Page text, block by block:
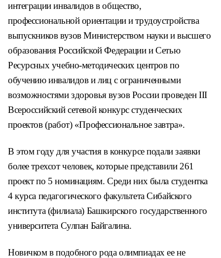
интеграции инвалидов в общество,
профессиональной ориентации и трудоустройства
выпускников вузов Министерством науки и высшего
образования Российской Федерации и Сетью
Ресурсных учебно-методических центров по
обучению инвалидов и лиц с ограниченными
возможностями здоровья вузов России проведен III
Всероссийский сетевой конкурс студенческих
проектов (работ) «Профессиональное завтра».
В этом году для участия в конкурсе подали заявки
более трехсот человек, которые представили 261
проект по 5 номинациям. Среди них была студентка
4 курса педагогического факультета Сибайского
института (филиала) Башкирского государственного
университета Сулпан Байгалина.
Новичком в подобного рода олимпиадах ее не